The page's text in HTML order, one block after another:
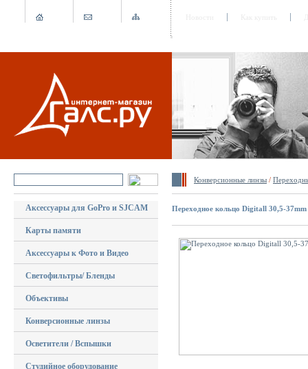
Конверсионные линзы /
Аксессуары для GoPro и SJCAM
Карты памяти
Аксессуары к Фото и Видео
Светофильтры/ Бленды
Объективы
Конверсионные линзы
Осветители / Вспышки
Студийное оборудование
Переходное кольцо Digitall 30,5-37mm